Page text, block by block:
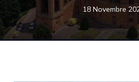
18 Novembre